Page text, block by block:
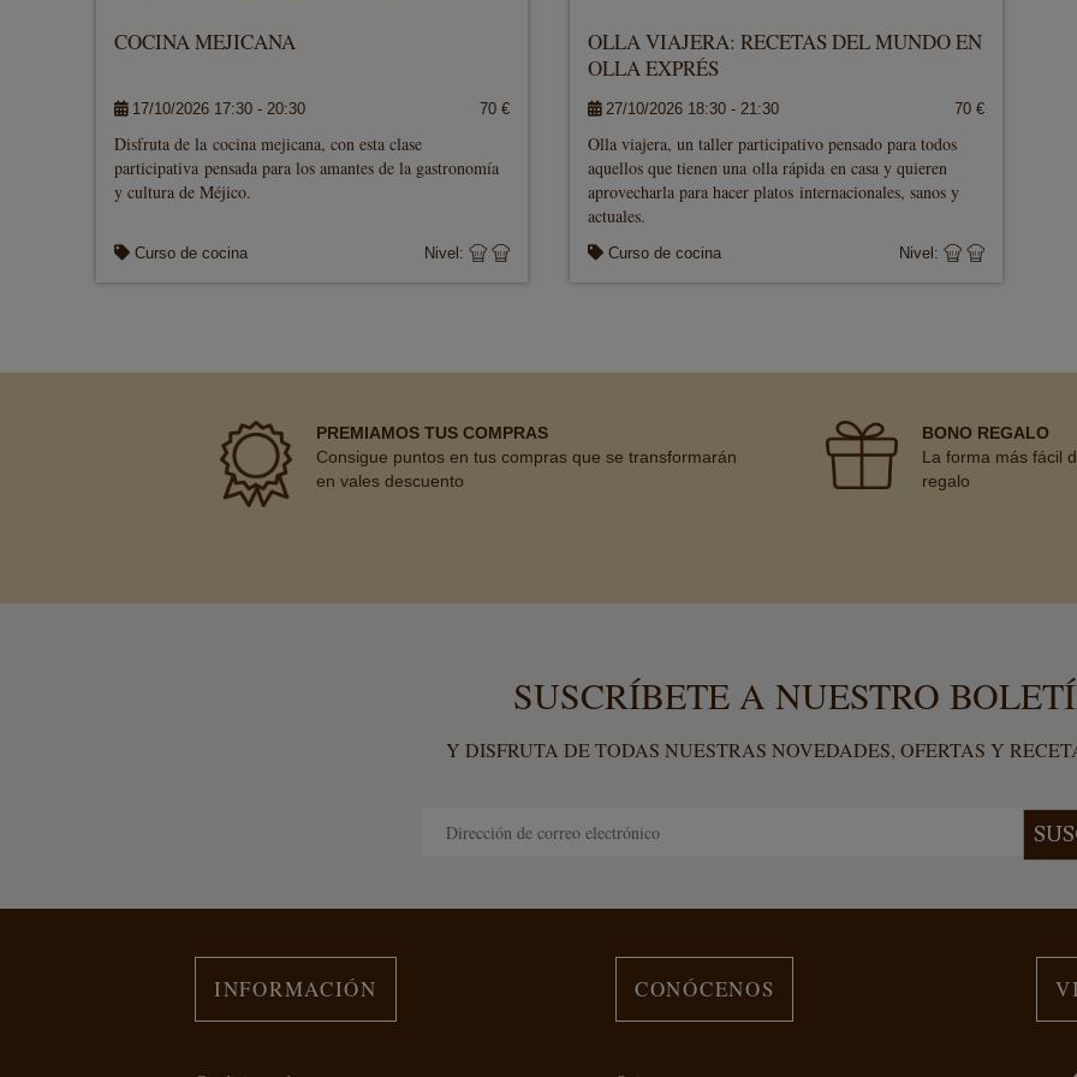
COCINA MEJICANA
17/10/2026 17:30 - 20:30 70 €
Disfruta de la cocina mejicana, con esta clase
participativa pensada para los amantes de la gastronomía
y cultura de Méjico.
Curso de cocina Nivel:
OLLA VIAJERA: RECETAS DEL MUNDO EN
OLLA EXPRÉS
27/10/2026 18:30 - 21:30 70 €
Olla viajera, un taller participativo pensado para todos
aquellos que tienen una olla rápida en casa y quieren
aprovecharla para hacer platos internacionales, sanos y
actuales.
Curso de cocina Nivel:
PREMIAMOS TUS COMPRAS
Consigue puntos en tus compras que se transformarán
en vales descuento
BONO REGALO
La forma más fácil
regalo
SUSCRÍBETE A NUESTRO
Y DISFRUTA DE TODAS NUESTRAS NOVEDADES, OFERTAS Y
INFORMACIÓN CONÓCENOS